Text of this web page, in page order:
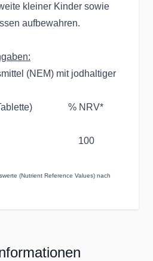
kleiner Kinder sowie
aufbewahren.
(NEM) mit jodhaltiger
Tablette) % NRV*
100
(Nutrient Reference Values) nach